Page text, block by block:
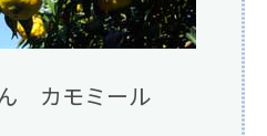
カモミール